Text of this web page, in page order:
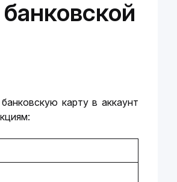
карту в аккаунт